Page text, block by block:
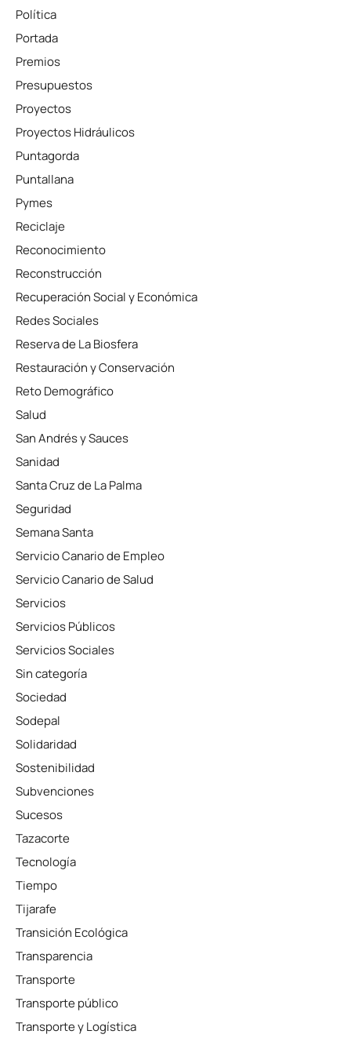
Política
Portada
Premios
Presupuestos
Proyectos
Proyectos Hidráulicos
Puntagorda
Puntallana
Pymes
Reciclaje
Reconocimiento
Reconstrucción
Recuperación Social y Económica
Redes Sociales
Reserva de La Biosfera
Restauración y Conservación
Reto Demográfico
Salud
San Andrés y Sauces
Sanidad
Santa Cruz de La Palma
Seguridad
Semana Santa
Servicio Canario de Empleo
Servicio Canario de Salud
Servicios
Servicios Públicos
Servicios Sociales
Sin categoría
Sociedad
Sodepal
Solidaridad
Sostenibilidad
Subvenciones
Sucesos
Tazacorte
Tecnología
Tiempo
Tijarafe
Transición Ecológica
Transparencia
Transporte
Transporte público
Transporte y Logística